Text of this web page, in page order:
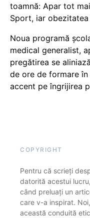
toamnă: Apar tot
Sport, iar
Noua programă
medical generalist,
pregătirea se
de ore de formare
accent pe îngrijirea
COPYRIGHT
Pentru că scrieți
datorită acestui
când preluați un
care v-a inspirat.
această conduită